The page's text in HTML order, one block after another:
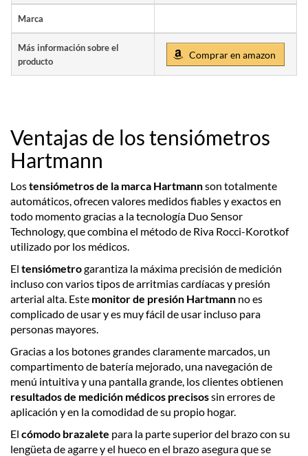
Marca
Más información sobre el
producto
Comprar en amazon
Ventajas de los tensiómetros
Hartmann
Lostensiómetros de la marca Hartmannson totalmente
automáticos, ofrecen valores medidos fiables y exactos en
todo momento gracias a la tecnología Duo Sensor
Technology, que combina el método de Riva Rocci-Korotkof
utilizado por los médicos.
El tensiómetrogarantiza la máxima precisión de medición
incluso con varios tipos de arritmias cardíacas y presión
arterial alta. Este monitor de presión Hartmann no es
complicado de usar y es muy fácil de usar incluso para
personas mayores.
Gracias a los botones grandes claramente marcados, un
compartimento de batería mejorado, una navegación de
menú intuitiva y una pantalla grande, los clientes obtienen
resultados de medición médicos precisossin errores de
aplicación y en la comodidad de su propio hogar.
El cómodo brazalete para la parte superior del brazo con su
lengüeta de agarre y el hueco en el brazo asegura que se